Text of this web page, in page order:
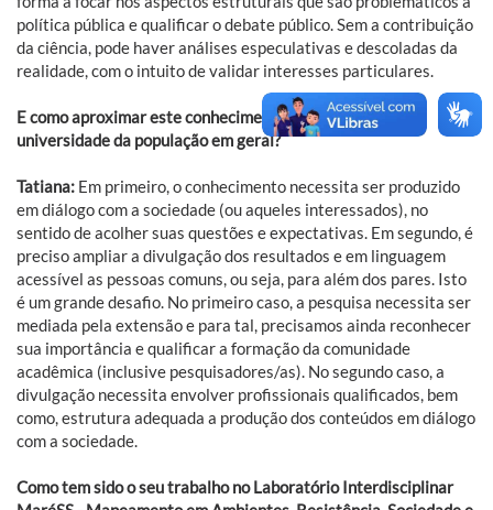
política pública e qualificar o debate público. Sem a contribuição
da ciência, pode haver análises especulativas e descoladas da
realidade, com o intuito de validar interesses particulares.
E como aproximar este conhecimento produzido na
universidade da população em geral?
Tatiana: Em primeiro, o conhecimento necessita ser produzido
em diálogo com a sociedade (ou aqueles interessados), no
sentido de acolher suas questões e expectativas. Em segundo, é
preciso ampliar a divulgação dos resultados e em linguagem
acessível as pessoas comuns, ou seja, para além dos pares. Isto
é um grande desafio. No primeiro caso, a pesquisa necessita ser
mediada pela extensão e para tal, precisamos ainda reconhecer
sua importância e qualificar a formação da comunidade
acadêmica (inclusive pesquisadores/as). No segundo caso, a
divulgação necessita envolver profissionais qualificados, bem
como, estrutura adequada a produção dos conteúdos em diálogo
com a sociedade.
Como tem sido o seu trabalho no Laboratório Interdisciplinar